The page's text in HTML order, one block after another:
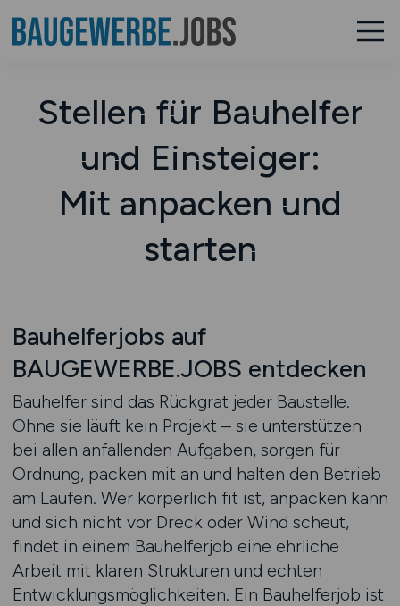
Stellen für Bauhelfer
und Einsteiger:
Mit anpacken und
starten
Bauhelferjobs auf
BAUGEWERBE.JOBS entdecken
Bauhelfer sind das Rückgrat jeder Baustelle.
Ohne sie läuft kein Projekt – sie unterstützen
bei allen anfallenden Aufgaben, sorgen für
Ordnung, packen mit an und halten den Betrieb
am Laufen. Wer körperlich fit ist, anpacken kann
und sich nicht vor Dreck oder Wind scheut,
findet in einem Bauhelferjob eine ehrliche
Arbeit mit klaren Strukturen und echten
Entwicklungsmöglichkeiten. Ein Bauhelferjob ist